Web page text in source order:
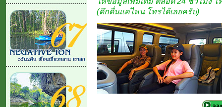
(ดึกดื่นแค่ไหน โทรได้เลยครับ)